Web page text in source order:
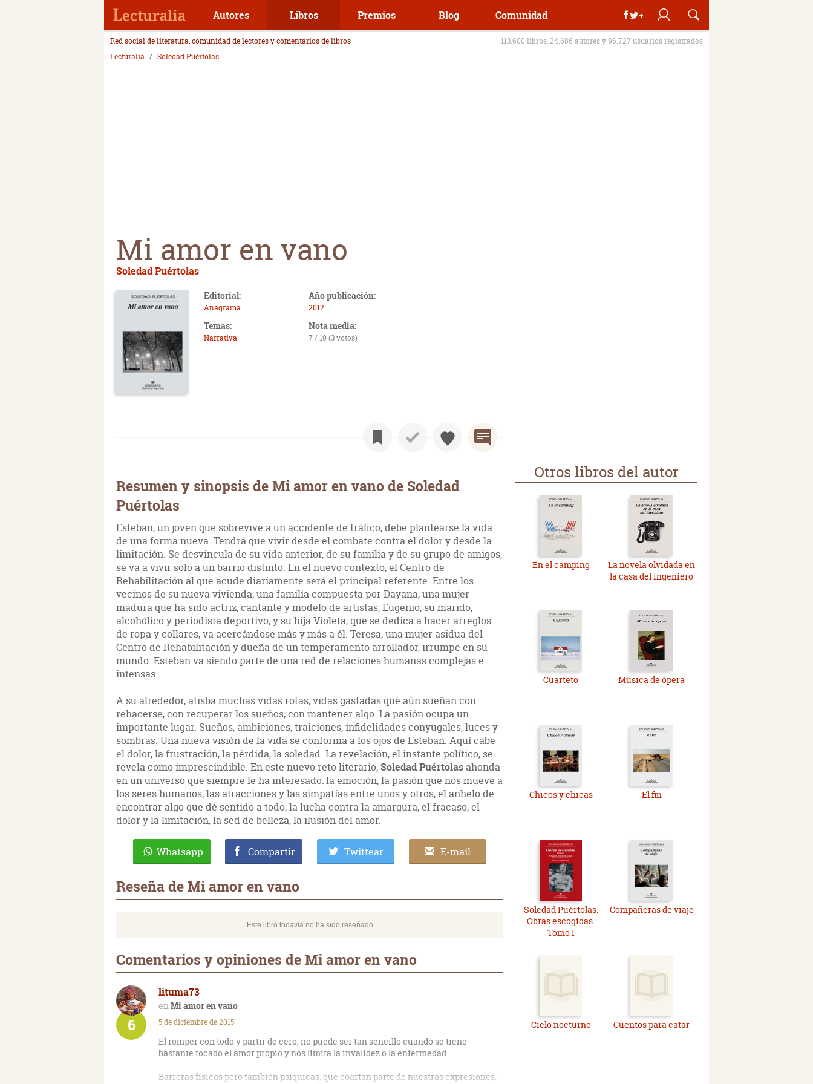
Autores Libros Premios Blog Comunidad
Red social de literatura, comunidad de lectores y comentarios de libros
113.600 libros, 24.686 autores y 96.727 usuarios registrados
Lecturalia
Soledad Puértolas
Mi amor en vano
Soledad Puértolas
Editorial:
Anagrama
Año publicación:
2012
Temas:
Narrativa
Nota media:
7 / 10 (3 votos)
Resumen y sinopsis de Mi amor en vano de Soledad
Puértolas
Esteban, un joven que sobrevive a un accidente de tráfico, debe plantearse la vida
de una forma nueva. Tendrá que vivir desde el combate contra el dolor y desde la
limitación. Se desvincula de su vida anterior, de su familia y de su grupo de amigos,
se va a vivir solo a un barrio distinto. En el nuevo contexto, el Centro de
Rehabilitación al que acude diariamente será el principal referente. Entre los
vecinos de su nueva vivienda, una familia compuesta por Dayana, una mujer
madura que ha sido actriz, cantante y modelo de artistas, Eugenio, su marido,
alcohólico y periodista deportivo, y su hija Violeta, que se dedica a hacer arreglos
de ropa y collares, va acercándose más y más a él. Teresa, una mujer asidua del
Centro de Rehabilitación y dueña de un temperamento arrollador, irrumpe en su
mundo. Esteban va siendo parte de una red de relaciones humanas complejas e
intensas.
A su alrededor, atisba muchas vidas rotas, vidas gastadas que aún sueñan con
rehacerse, con recuperar los sueños, con mantener algo. La pasión ocupa un
importante lugar. Sueños, ambiciones, traiciones, infidelidades conyugales, luces y
sombras. Una nueva visión de la vida se conforma a los ojos de Esteban. Aquí cabe
el dolor, la frustración, la pérdida, la soledad. La revelación, el instante político, se
revela como imprescindible. En este nuevo reto literario,Soledad Puértolas ahonda
en un universo que siempre le ha interesado: la emoción, la pasión que nos mueve a
los seres humanos, las atracciones y las simpatías entre unos y otros, el anhelo de
encontrar algo que dé sentido a todo, la lucha contra la amargura, el fracaso, el
dolor y la limitación, la sed de belleza, la ilusión del amor.
Whatsapp Compartir Twittear E-mail
Reseña de Mi amor en vano
Este libro todavía no ha sido reseñado
Comentarios y opiniones de Mi amor en vano
lituma73
Mi amor en vano
6 5 de diciembre de 2015
El romper con todo y partir de cero, no puede ser tan sencillo cuando se tiene
bastante tocado el amor propio y nos limita la invalidez o la enfermedad.
Barreras físicas pero también psíquicas, que coartan parte de nuestras expresiones,
Otros libros del autor
En el camping
La novela olvidada en
la casa del ingeniero
Cuarteto Música de ópera
Chicos y chicas El fin
Soledad Puértolas.
Obras escogidas.
Tomo I
Compañeras de viaje
Cielo nocturno Cuentos para catar